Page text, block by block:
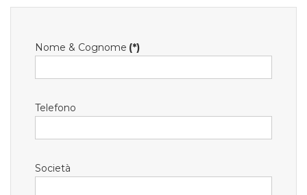
Nome & Cognome (*)
Telefono
Società